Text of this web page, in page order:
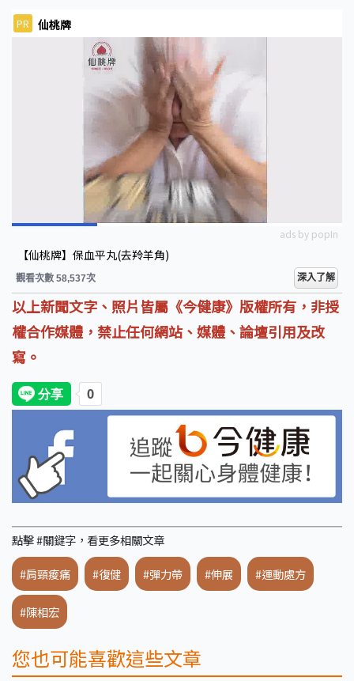
PR 仙桃牌
ads by popIn
【仙桃牌】保血平丸(去羚羊角)
觀看次數 58,537次 深入了解
以上新聞文字、照片皆屬《今健康》版權所有，非授
權合作媒體，禁止任何網站、媒體、論壇引用及改
寫。
點擊 #關鍵字，看更多相關文章
#肩頸痠痛 #復健 #彈力帶 #伸展 #運動處方
#陳相宏
您也可能喜歡這些文章